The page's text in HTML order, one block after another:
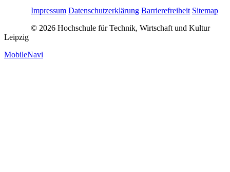
Impressum Datenschutzerklärung Barrierefreiheit Sitemap
© 2026 Hochschule für Technik, Wirtschaft und Kultur
Leipzig
MobileNavi